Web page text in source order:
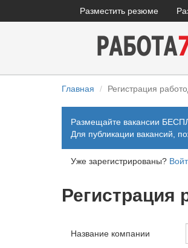
Разместить резюме
Главная Регистрация
Размещайте вакансии
Для публикации вакансий,
Уже зарегистрированы?
Регистрация
Название компании